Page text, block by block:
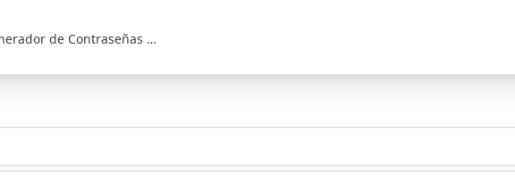
Generador de Contraseñas Aleatorias